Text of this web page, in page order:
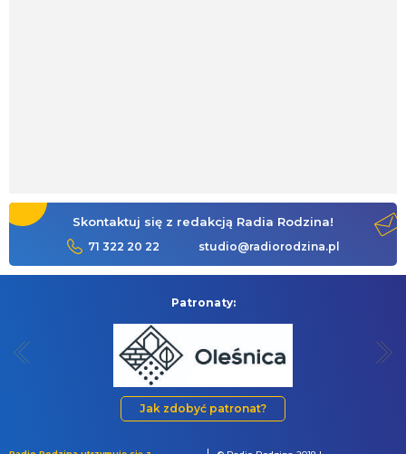
Skontaktuj się z redakcją Radia Rodzina!
71 322 20 22 studio@radiorodzina.pl
Patronaty:
Jak zdobyć patronat?